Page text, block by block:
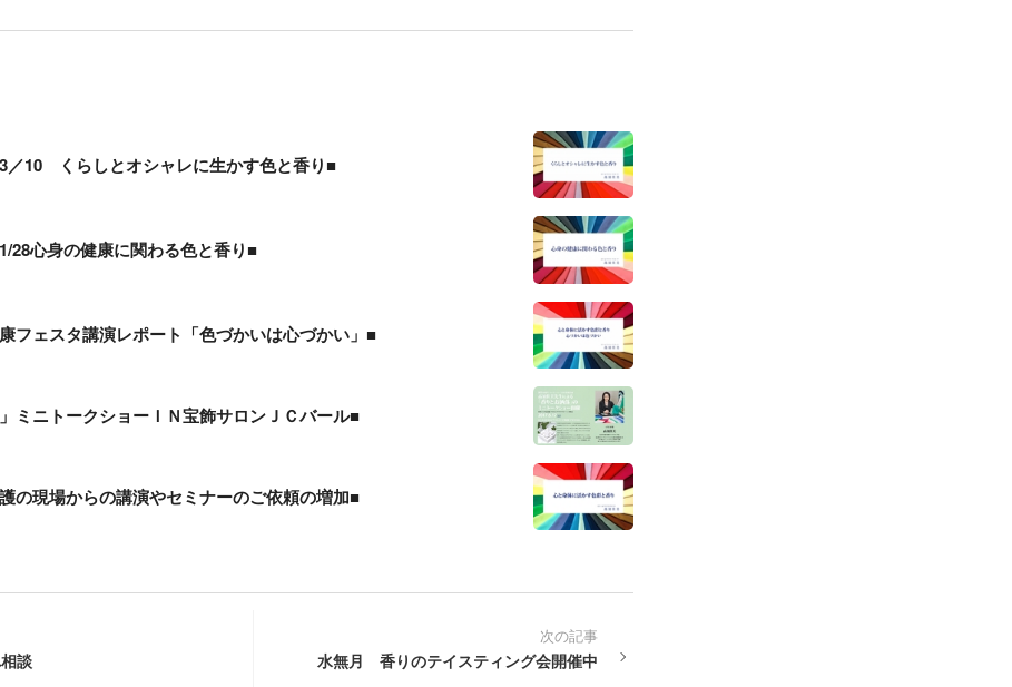
10 くらしとオシャレに生かす色と香り■
心身の健康に関わる色と香り■
フェスタ講演レポート「色づかいは心づかい」■
ミニトークショーＩＮ宝飾サロンＪＣバール■
の現場からの講演やセミナーのご依頼の増加■
談
次の記事
水無月 香りのテイスティング会開催中